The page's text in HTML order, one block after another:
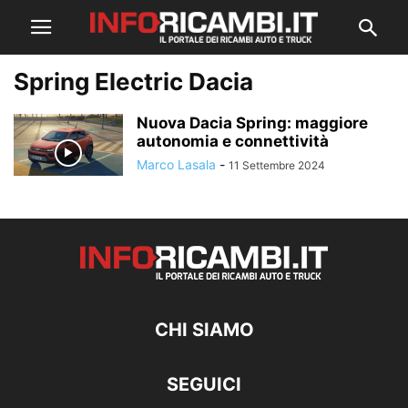
Spring Electric Dacia
Nuova Dacia Spring: maggiore
autonomia e connettività
Marco Lasala - 11 Settembre 2024
CHI SIAMO
SEGUICI